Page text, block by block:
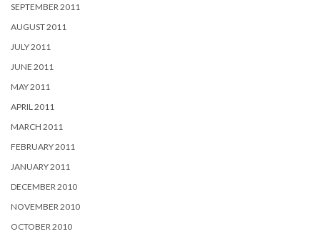
SEPTEMBER 2011
AUGUST 2011
JULY 2011
JUNE 2011
MAY 2011
APRIL 2011
MARCH 2011
FEBRUARY 2011
JANUARY 2011
DECEMBER 2010
NOVEMBER 2010
OCTOBER 2010